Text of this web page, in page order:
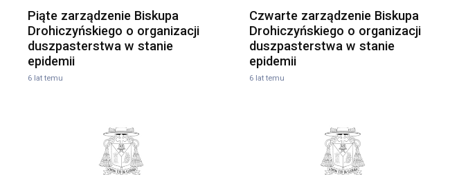
Piąte zarządzenie Biskupa
Drohiczyńskiego o organizacji
duszpasterstwa w stanie
epidemii
6 lat temu
Czwarte zarządzenie Biskupa
Drohiczyńskiego o organizacji
duszpasterstwa w stanie
epidemii
6 lat temu